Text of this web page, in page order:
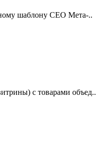
шаблону СЕО Мета-..
с товарами объед..